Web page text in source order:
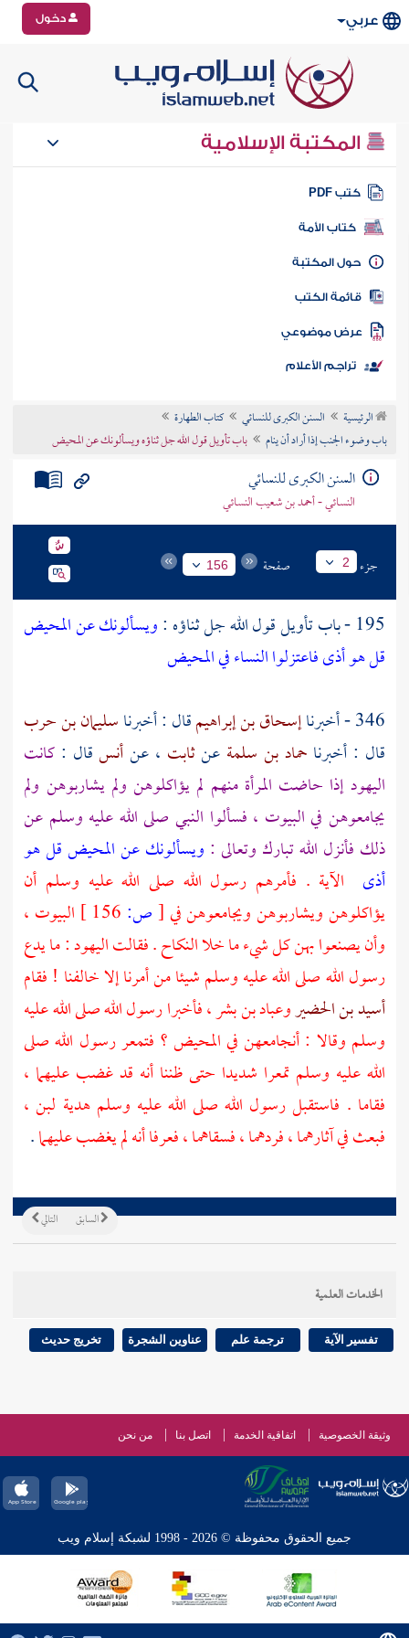
عربي دخول
المكتبة الإسلامية
كتب PDF
كتاب الأمة
المكتبة
الكتب
موضوعي
تراجم الأعلام
الرئيسية السنن الكبرى للنسائي
كتاب الطهارة
باب وضوء الجنب إذا أراد أن ينام
باب تأويل قول الله جل ثناؤه ويسألونك عن المحيض
السنن الكبرى للنسائي
النسائي - أحمد بن شعيب النسائي
جزء 2 صفحة 156
195 - باب تأويل قول الله جل ثناؤه :
ويسألونك عن المحيض
قل هو أذى فاعتزلوا النساء في المحيض
346 - أخبرنا
إسحاق بن إبراهيمقال : أخبرناسليمان بن حرب
قال : أخبرنا حماد بن سلمة عنثابت ، عنأنسقال : كانت
اليهود إذا حاضت المرأة منهم لم يؤاكلوهن ولم يشاربوهن ولم
يجامعوهن في البيوت ، فسألوا النبي صلى الله عليه وسلم عن
ذلك فأنزل الله تبارك وتعالى : ويسألونك عن المحيض قل هو
أذى الآية . فأمرهم رسول الله صلى الله عليه وسلم أن
يؤاكلوهن ويشاربوهن ويجامعوهن في[ص:
البيوت ،
وأن يصنعوا بهن كل شيء ما خلا النكاح . فقالت اليهود : ما يدع
رسول الله صلى الله عليه وسلم شيئا من أمرنا إلا خالفنا ! فقام
أسيد بن الحضيروعباد بن بشر، فأخبرا رسول الله صلى الله عليه
وسلم وقالا : أنجامعهن في المحيض ؟ فتمعر رسول الله صلى
الله عليه وسلم تمعرا شديدا حتى ظننا أنه قد غضب عليهما ،
فقاما . فاستقبل رسول الله صلى الله عليه وسلم هدية لبن ،
فبعث في آثارهما ، فردهما ، فسقاهما ، فعرفا أنه لم يغضب عليهما.
التالي السابق
الخدمات العلمية
تفسير الآية ترجمة علم عناوين الشجرة تخريج حديث
وثيقة الخصوصية اتفاقية الخدمة اتصل بنا من نحن
جميع الحقوق محفوظة © 2026 - 1998 لشبكة إسلام ويب